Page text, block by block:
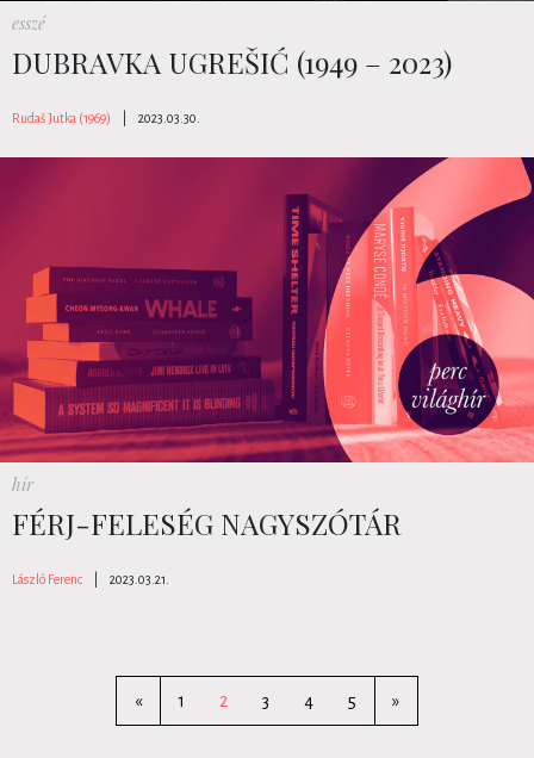
esszé
DUBRAVKA UGREŠIĆ (1949 – 2023)
Rudaš Jutka (1969) 2023.03.30.
hír
FÉRJ-FELESÉG NAGYSZÓTÁR
László Ferenc 2023.03.21.
« 1 2 3 4 5 »